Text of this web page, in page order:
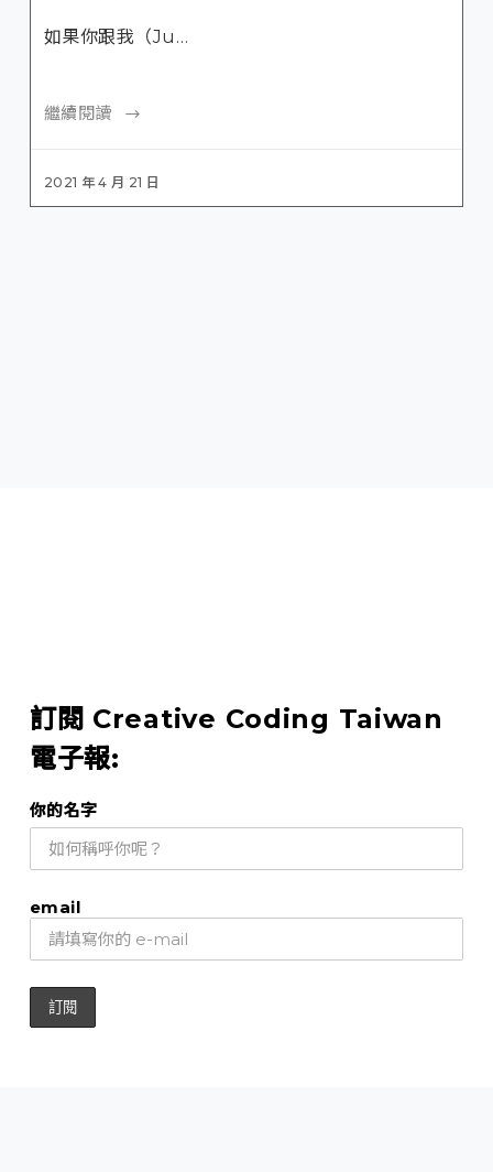
如果你跟我（Ju…
繼續閱讀
2021 年 4 月 21 日
訂閱 Creative Coding Taiwan
電子報:
你的名字
email